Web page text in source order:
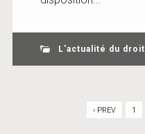
L'actualité du droit
‹ PREV 1